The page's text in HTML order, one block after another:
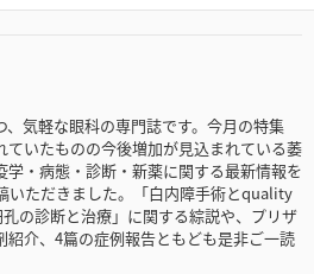
、気軽な眼科の専門誌です。今月の特集
ていたものの今後増加が見込まれている萎
・病態・診断・新薬に関する最新情報を
いただきました。「白内障手術とquality
の診断と治療」に関する綜説や、プリザ
介、4篇の症例報告ともども是非ご一読